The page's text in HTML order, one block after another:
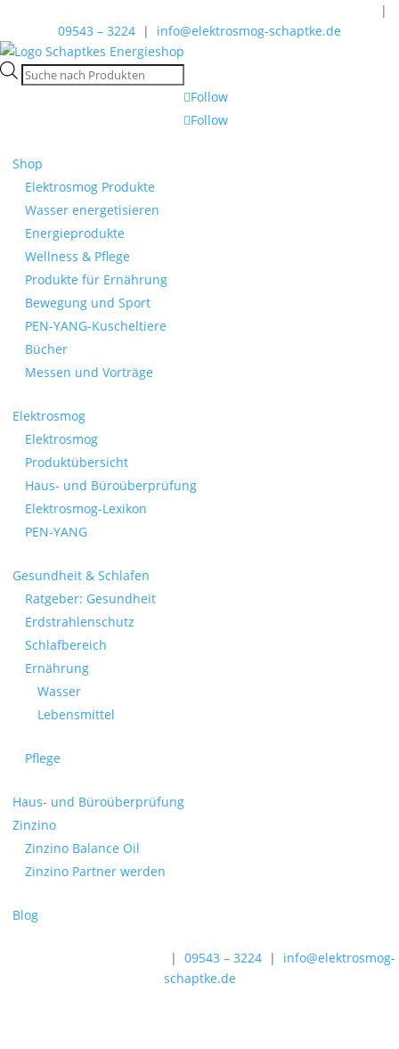
|
09543 – 3224 | info@elektrosmog-schaptke.de
Products
search
Follow
Follow
Shop
Elektrosmog Produkte
Wasser energetisieren
Energieprodukte
Wellness & Pflege
Produkte für Ernährung
Bewegung und Sport
PEN-YANG-Kuscheltiere
Bücher
Messen und Vorträge
Elektrosmog
Elektrosmog
Produktübersicht
Haus- und Büroüberprüfung
Elektrosmog-Lexikon
PEN-YANG
Gesundheit & Schlafen
Ratgeber: Gesundheit
Erdstrahlenschutz
Schlafbereich
Ernährung
Wasser
Lebensmittel
Pflege
Haus- und Büroüberprüfung
Zinzino
Zinzino Balance Oil
Zinzino Partner werden
Blog
| 09543 – 3224| info@elektrosmog-
schaptke.de